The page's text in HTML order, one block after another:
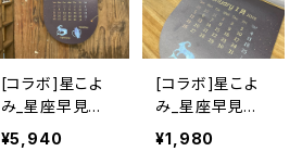
[コラボ]星こよ
み_星座早見盤
付きカレンダー
(2024年12月-2
¥5,940
[コラボ]星こよ
み_星座早見盤
付きカレンダー
【2025年交換用
¥1,980